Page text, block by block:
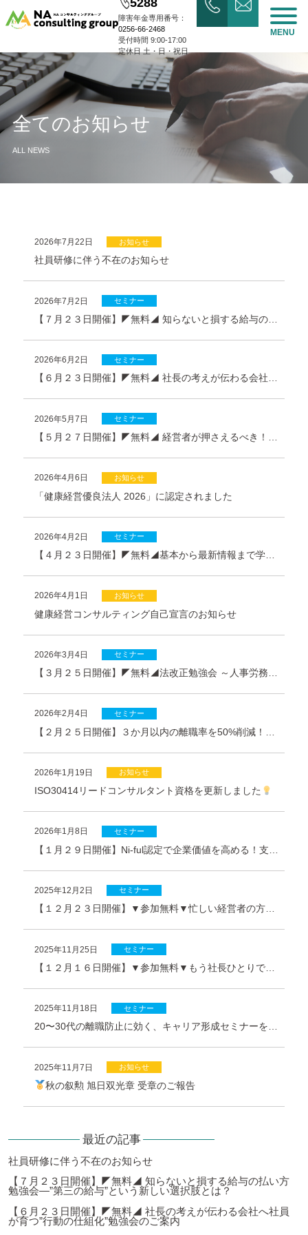
障害年金専用番号：
0256-66-2468
受付時間 9:00-17:00
定休日 土・日・祝日
MENU
全てのお知らせ
ALL NEWS
2026年7月22日 お知らせ
社員研修に伴う不在のお知らせ
2026年7月2日 セミナー
【７月２３日開催】◤無料◢ 知らないと損する給与の払い方勉強会―”第三の給与”という新しい選択肢とは？
2026年6月2日 セミナー
【６月２３日開催】◤無料◢ 社長の考えが伝わる会社へ社員が育つ”行動の仕組化”勉強会のご案内
2026年5月7日 セミナー
2026年4月6日 お知らせ
「健康経営優良法人 2026」に認定されました
2026年4月2日 セミナー
【４月２３日開催】◤無料◢基本から最新情報まで学べる！厚労省系助成金活用勉強会ご案内
2026年4月1日 お知らせ
健康経営コンサルティング自己宣言のお知らせ
2026年3月4日 セミナー
2026年2月4日 セミナー
2026年1月19日 お知らせ
ISO30414リードコンサルタント資格を更新しました
2026年1月8日 セミナー
2025年12月2日 セミナー
【１２月２３日開催】▼参加無料▼忙しい経営者の方へ｜製造業で使える助成金をわかりやすく30分で解説
2025年11月25日 セミナー
【１２月１６日開催】▼参加無料▼もう社長ひとりで抱え込まない！会社の未来を見える化する方法
2025年11月18日 セミナー
20〜30代の離職防止に効く、キャリア形成セミナーを開催します（11/28）
2025年11月7日 お知らせ
秋の叙勲 旭日双光章 受章のご報告
最近の記事
社員研修に伴う不在のお知らせ
【７月２３日開催】◤無料◢ 知らないと損する給与の払い方
勉強会―”第三の給与”という新しい選択肢とは？
【６月２３日開催】◤無料◢ 社長の考えが伝わる会社へ社員
が育つ”行動の仕組化”勉強会のご案内